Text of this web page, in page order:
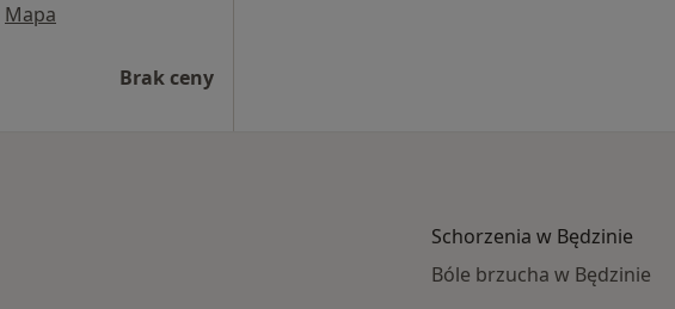
Mapa
Brak ceny
Schorzenia w Będzinie
Bóle brzucha w Będzinie